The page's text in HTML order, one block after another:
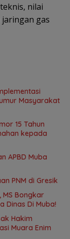
nilai
gas
Masyarakat
15 Tahun
kepada
APBD Muba
PNM di Gresik
MS Bongkar
Dinas Di Muba!
Hakim
Muara Enim